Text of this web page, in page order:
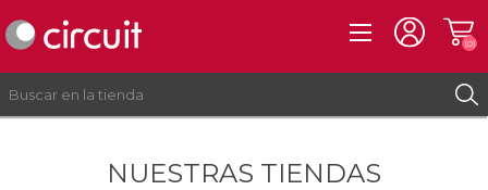
REGISTRO
(0)
NUESTRAS TIENDAS